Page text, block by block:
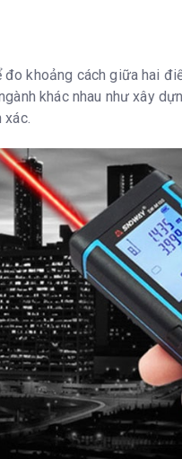
khoảng cách giữa hai
khác nhau như xây
xác.